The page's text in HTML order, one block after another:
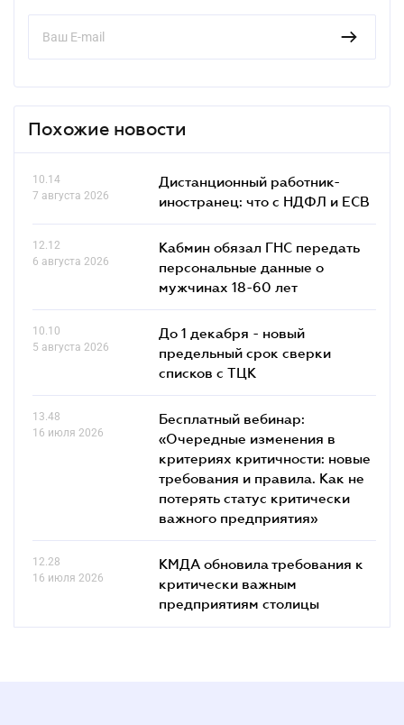
Похожие новости
10.14
7 августа 2026
Дистанционный работник-
иностранец: что с НДФЛ и ЕСВ
12.12
6 августа 2026
Кабмин обязал ГНС передать
персональные данные о
мужчинах 18-60 лет
10.10
5 августа 2026
До 1 декабря - новый
предельный срок сверки
списков c ТЦК
13.48
16 июля 2026
Бесплатный вебинар:
«Очередные изменения в
критериях критичности: новые
требования и правила. Как не
потерять статус критически
важного предприятия»
12.28
16 июля 2026
КМДА обновила требования к
критически важным
предприятиям столицы